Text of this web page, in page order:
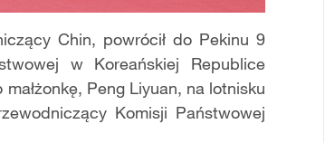
Chin, powrócił do Pekinu 9
w Koreańskiej Republice
Peng Liyuan, na lotnisku
Komisji Państwowej